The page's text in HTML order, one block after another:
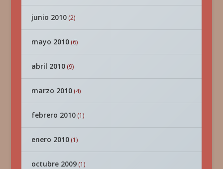
junio 2010(2)
mayo 2010(6)
abril 2010(9)
marzo 2010(4)
febrero 2010(1)
enero 2010(1)
octubre 2009(1)